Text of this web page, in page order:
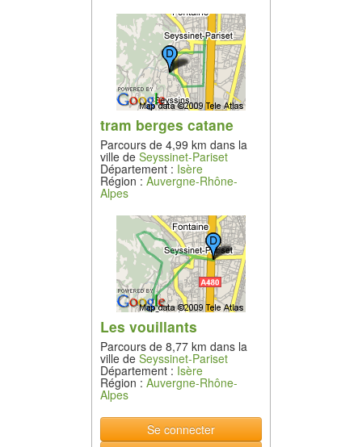
tram berges catane
Parcours de 4,99 km dans la
ville de Seyssinet-Pariset
Département : Isère
Région : Auvergne-Rhône-
Alpes
Les vouillants
Parcours de 8,77 km dans la
ville de Seyssinet-Pariset
Département : Isère
Région : Auvergne-Rhône-
Alpes
Se connecter